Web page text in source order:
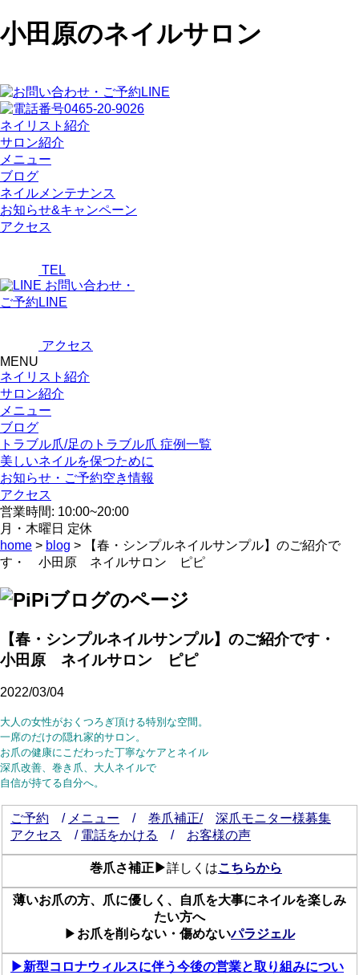
小田原のネイルサロン
ネイリスト紹介
サロン紹介
メニュー
ブログ
ネイルメンテナンス
お知らせ&キャンペーン
アクセス
TEL
お問い合わせ・
ご予約LINE
アクセス
MENU
ネイリスト紹介
サロン紹介
メニュー
ブログ
トラブル爪/足のトラブル爪 症例一覧
美しいネイルを保つために
お知らせ・ご予約空き情報
アクセス
営業時間: 10:00~20:00
月・木曜日 定休
home > blog > 【春・シンプルネイルサンプル】のご紹介で
す・ 小田原 ネイルサロン ピピ
【春・シンプルネイルサンプル】のご紹介です・
小田原 ネイルサロン ピピ
2022/03/04
大人の女性がおくつろぎ頂ける特別な空間。
一席のだけの隠れ家的サロン。
お爪の健康にこだわった丁寧なケアとネイル
深爪改善、巻き爪、大人ネイルで
自信が持てる自分へ。
ご予約 / メニュー / 巻爪補正/
深爪モニター様募集
アクセス
/ 電話をかける / お客様の声
巻爪さ補正▶詳しくはこちらから
薄いお爪の方、爪に優しく、自爪を大事にネイルを楽しみ
たい方へ
▶ お爪を削らない・傷めないパラジェル
▶新型コロナウィルスに伴う今後の営業と取り組みについ